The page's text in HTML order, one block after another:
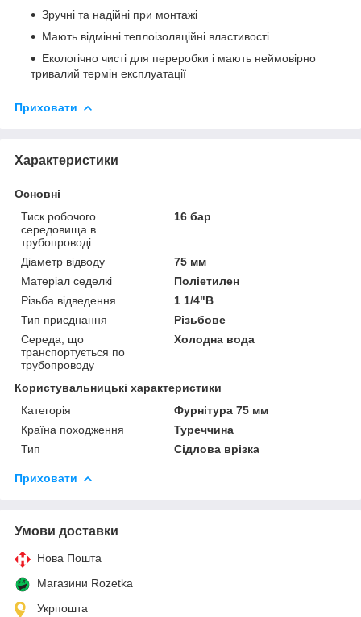
Зручні та надійні при монтажі
Мають відмінні теплоізоляційні властивості
Екологічно чисті для переробки і мають неймовірно
тривалий термін експлуатації
Приховати
Характеристики
Основні
Тиск робочого
середовища в
трубопроводі
16 бар
Діаметр відводу
75 мм
Матеріал седелкі
Поліетилен
Різьба відведення
1 1/4"В
Тип приєднання
Різьбове
Середа, що
транспортується по
трубопроводу
Холодна вода
Користувальницькі характеристики
Категорія
Фурнітура 75 мм
Країна походження
Туреччина
Тип
Сідлова врізка
Приховати
Умови доставки
Нова Пошта
Магазини Rozetka
Укрпошта